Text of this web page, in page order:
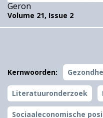
Geron
Volume 21, Issue 2
Kernwoorden:
Literatuuronderzoek
Sociaaleconomische